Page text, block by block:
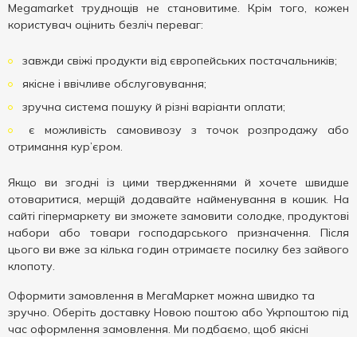
Megamarket труднощів не становитиме. Крім того, кожен
користувач оцінить безліч переваг:
завжди свіжі продукти від європейських постачальників;
якісне і ввічливе обслуговування;
зручна система пошуку й різні варіанти оплати;
є можливість самовивозу з точок розпродажу або
отримання кур’єром.
Якщо ви згодні із цими твердженнями й хочете швидше
отоваритися, мерщій додавайте найменування в кошик. На
сайті гіпермаркету ви зможете замовити солодке, продуктові
набори або товари господарського призначення. Після
цього ви вже за кілька годин отримаєте посилку без зайвого
клопоту.
Оформити замовлення в МегаМаркет можна швидко та
зручно. Оберіть доставку Новою поштою або Укрпоштою під
час оформлення замовлення. Ми подбаємо, щоб якісні